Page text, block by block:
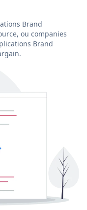
Brand
ou companies
Brand